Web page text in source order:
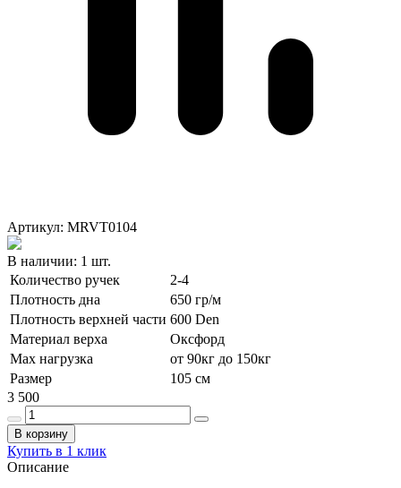
Артикул: MRVT0104
В наличии: 1 шт.
Количество ручек
2-4
Плотность дна
650 гр/м
Плотность верхней части 600 Den
Материал верха
Оксфорд
Max нагрузка
от 90кг до 150кг
Размер
105 см
3 500
В корзину
Купить в 1 клик
Описание